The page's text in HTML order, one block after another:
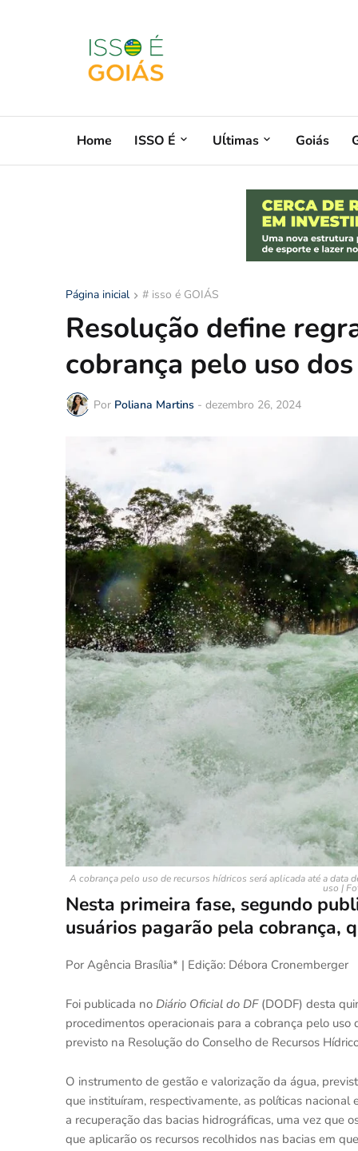
Home ISSO É Uĺtimas Goiás
Página inicial # isso é GOIÁS
Resolução define
cobrança pelo uso
Por Poliana Martins - dezembro 26, 2024
A cobrança pelo uso de recursos hídricos será aplicada até a data
uso |
Nesta primeira fase, segundo
usuários pagarão pela cobrança,
Por Agência Brasília* | Edição: Débora Cronemberger
Foi publicada no Diário Oficial do DF (DODF) desta
procedimentos operacionais para a cobrança pelo
previsto na Resolução do Conselho de Recursos
O instrumento de gestão e valorização da água,
que instituíram, respectivamente, as políticas
a recuperação das bacias hidrográficas, uma vez que
que aplicarão os recursos recolhidos nas bacias em